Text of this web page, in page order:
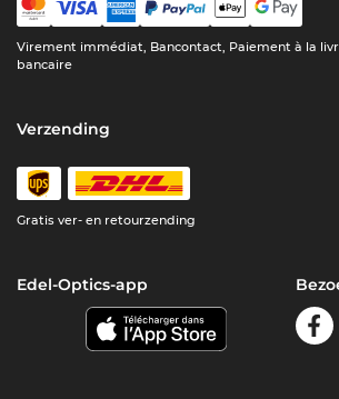
Virement immédiat, Bancontact, Paiement à la
bancaire
Verzending
Gratis ver- en retourzending
Edel-Optics-app